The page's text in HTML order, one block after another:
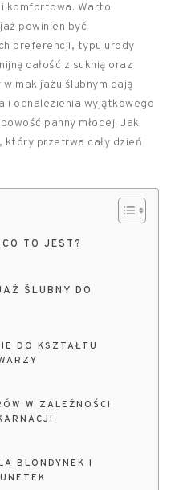
komfortowa. Warto
powinien być
preferencji, typu urody
całość z suknią oraz
makijażu ślubnym dają
i odnalezienia wyjątkowego
panny młodej. Jak
który przetrwa cały dzień
TO JEST?
ŚLUBNY DO
DO KSZTAŁTU
W ZALEŻNOŚCI
BLONDYNEK I